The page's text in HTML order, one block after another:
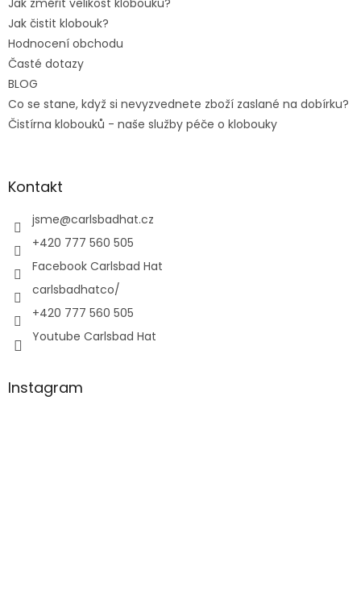
Jak čistit klobouk?
Hodnocení obchodu
Časté dotazy
BLOG
Co se stane, když si nevyzvednete zboží zaslané na dobírku?
Čistírna klobouků - naše služby péče o klobouky
Kontakt
jsme@carlsbadhat.cz
+420 777 560 505
Facebook Carlsbad Hat
carlsbadhatco/
+420 777 560 505
Youtube Carlsbad Hat
Instagram